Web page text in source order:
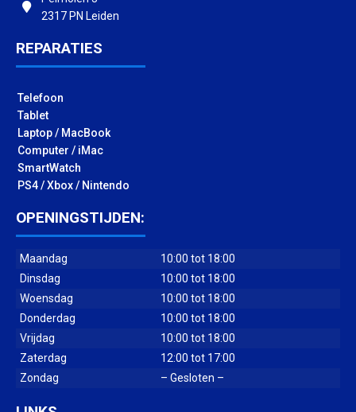
2317 PN Leiden
REPARATIES
Telefoon
Tablet
Laptop / MacBook
Computer / iMac
SmartWatch
PS4 / Xbox / Nintendo
OPENINGSTIJDEN:
Maandag
10:00 tot 18:00
Dinsdag
10:00 tot 18:00
Woensdag
10:00 tot 18:00
Donderdag
10:00 tot 18:00
Vrijdag
10:00 tot 18:00
Zaterdag
12:00 tot 17:00
Zondag
– Gesloten –